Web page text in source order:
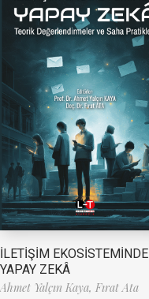
İLETİŞİM EKOSİSTEMİNDE
YAPAY ZEKÂ
Ahmet Yalçın Kaya, Fırat Ata